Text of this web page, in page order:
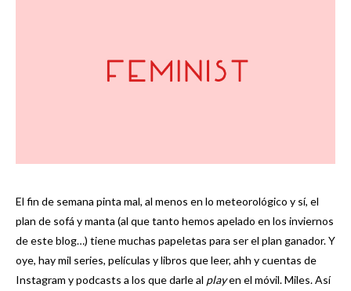
El fin de semana pinta mal, al menos en lo meteorológico y sí, el
plan de sofá y manta (al que tanto hemos apelado en los inviernos
de este blog…) tiene muchas papeletas para ser el plan ganador. Y
oye, hay mil series, películas y libros que leer, ahh y cuentas de
Instagram y podcasts a los que darle al playen el móvil. Miles. Así